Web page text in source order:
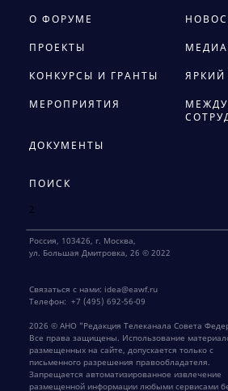
О ФОРУМЕ
ПРОЕКТЫ
КОНКУРСЫ И ГРАНТЫ
МЕРОПРИЯТИЯ
ДОКУМЕНТЫ
ПОИСК
2
2026 © АНО "Редакция Телеканала Совета
Все права защищены. Использование
размещенных на сайте, допускается только с
письменного разрешения правообладателя.
Запрещается автоматизированное извлечение
размещенной информации любыми сервисами
Россия, 103426, г. Москва,
ул. Большая Дмитровка, 26 © 2022
Связаться с нами: idea@eawf.ru
Телефон: +7 (495) 692-56-09